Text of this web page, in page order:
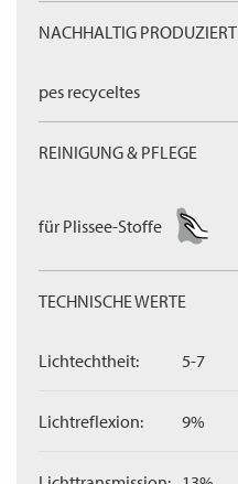
NACHHALTIG PRODUZIERT
pes recyceltes
REINIGUNG & PFLEGE
für Plissee-Stoffe
TECHNISCHE WERTE
Lichtechtheit: 5-7
Lichtreflexion: 9%